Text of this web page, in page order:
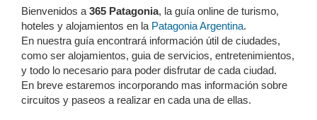
Bienvenidos a 365 Patagonia, la guía online de turismo,
hoteles y alojamientos en la Patagonia Argentina.
En nuestra guía encontrará información útil de ciudades,
como ser alojamientos, guia de servicios, entretenimientos,
y todo lo necesario para poder disfrutar de cada ciudad.
En breve estaremos incorporando mas información sobre
circuitos y paseos a realizar en cada una de ellas.